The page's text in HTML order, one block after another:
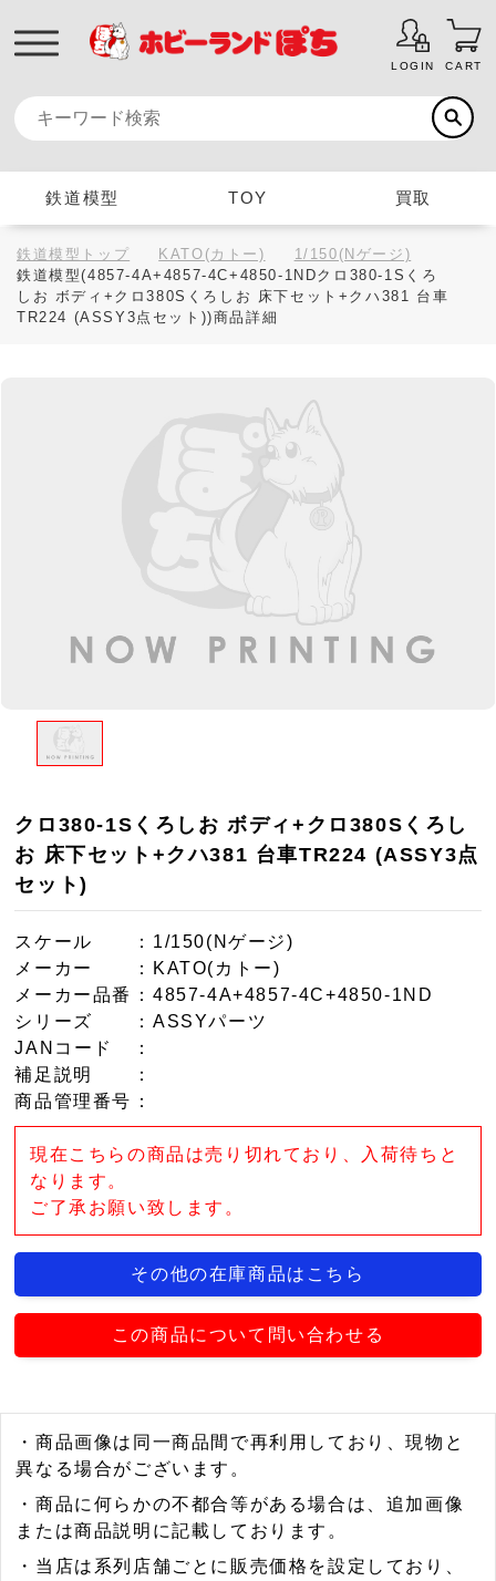
LOGIN CART
鉄道模型 TOY 買取
鉄道模型トップ KATO(カトー)
1/150(Nゲージ)
鉄道模型(4857-4A+4857-4C+4850-1NDクロ380-1Sくろ
しお ボディ+クロ380Sくろしお 床下セット+クハ381 台車
TR224 (ASSY3点セット))商品詳細
クロ380-1Sくろしお ボディ+クロ380Sくろし
お 床下セット+クハ381 台車TR224 (ASSY3点
セット)
スケール
：1/150(Nゲージ)
メーカー
：KATO(カトー)
メーカー品番
：4857-4A+4857-4C+4850-1ND
シリーズ
：ASSYパーツ
JANコード
：
補足説明
：
商品管理番号 ：
現在こちらの商品は売り切れており、入荷待ちと
なります。
ご了承お願い致します。
その他の在庫商品はこちら
この商品について問い合わせる
・商品画像は同一商品間で再利用しており、現物と
異なる場合がございます。
・商品に何らかの不都合等がある場合は、追加画像
または商品説明に記載しております。
・当店は系列店舗ごとに販売価格を設定しており、